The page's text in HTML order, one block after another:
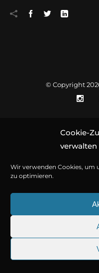
Cookie-
verwalten
Wir verwenden Cookies, um
zu optimieren.
© Copyright